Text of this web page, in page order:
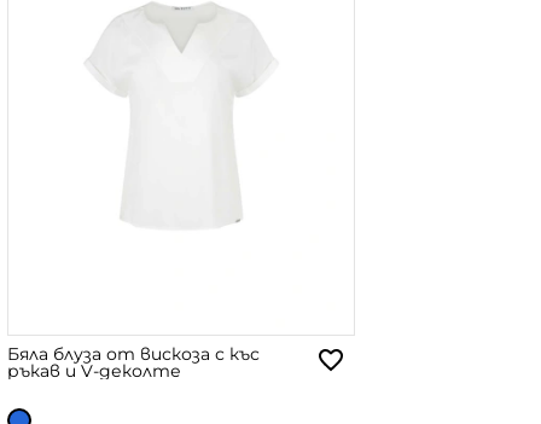
Бяла блуза от вискоза с къс
ръкав и V-деколте